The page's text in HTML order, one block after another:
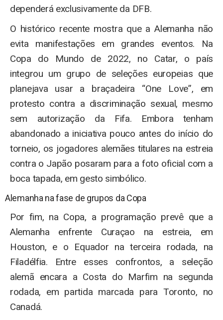
dependerá exclusivamente da DFB.
O histórico recente mostra que a Alemanha não
evita manifestações em grandes eventos. Na
Copa do Mundo de 2022, no Catar, o país
integrou um grupo de seleções europeias que
planejava usar a braçadeira “One Love”, em
protesto contra a discriminação sexual, mesmo
sem autorização da Fifa. Embora tenham
abandonado a iniciativa pouco antes do início do
torneio, os jogadores alemães titulares na estreia
contra o Japão posaram para a foto oficial com a
boca tapada, em gesto simbólico.
Alemanha na fase de grupos da Copa
Por fim, na Copa, a programação prevê que a
Alemanha enfrente Curaçao na estreia, em
Houston, e o Equador na terceira rodada, na
Filadélfia. Entre esses confrontos, a seleção
alemã encara a Costa do Marfim na segunda
rodada, em partida marcada para Toronto, no
Canadá.